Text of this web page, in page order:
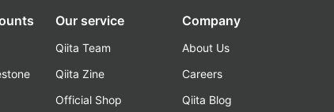
Our service
Qiita Team
Qiita Zine
Official Shop
Company
About Us
Careers
Qiita Blog